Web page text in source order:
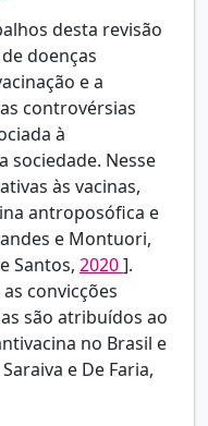
desta revisão
doenças
e a
controvérsias
à
sociedade. Nesse
às vacinas,
antroposófica e
e Montuori,
Santos, 2020].
convicções
são atribuídos ao
no Brasil e
Saraiva e De Faria,